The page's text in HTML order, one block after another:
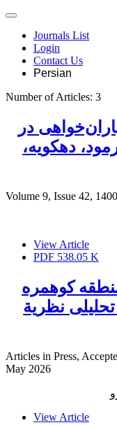
Journals List
Login
Contact Us
Persian
Number of Articles: 3
در
دهکویه،
Volume 9, Issue 42,
View Article
PDF 538.05 K
کوهمره
نظریة
Articles in Press,
May 2026
View Article